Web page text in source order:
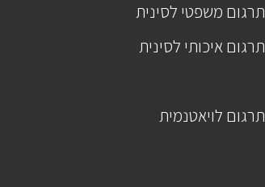
תרגום משפטי לסינית
תרגום איכותי לסינית
תרגום לויאטנמית